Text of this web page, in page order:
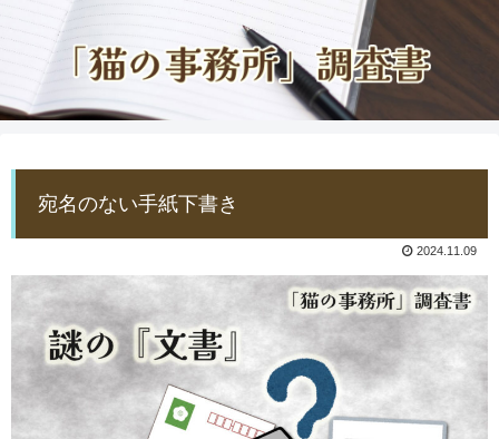
宛名のない手紙下書き
2024.11.09